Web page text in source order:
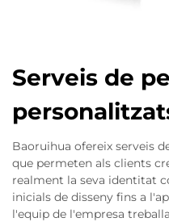
Serveis de
Baoruihua ofereix serveis
que permeten als clients
realment la seva identitat
inicials de disseny fins a
l'equip de l'empresa